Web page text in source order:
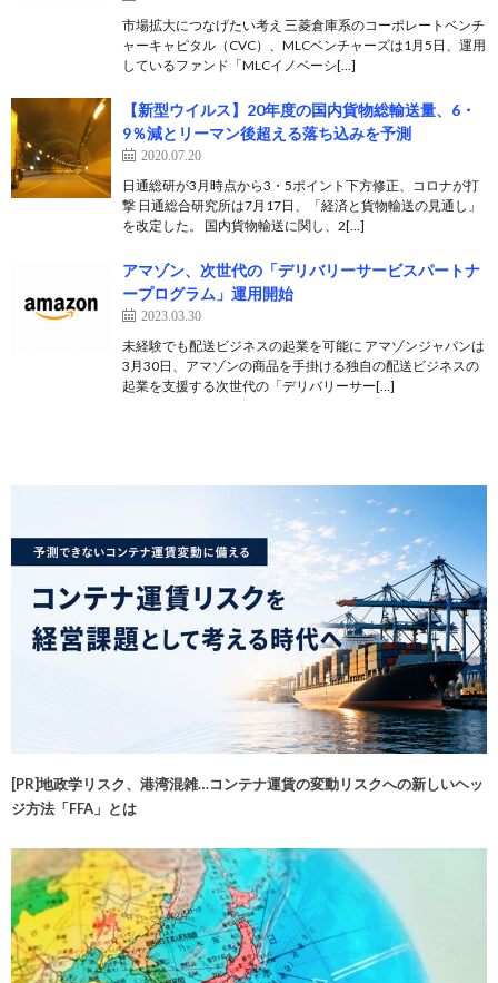
市場拡大につなげたい考え 三菱倉庫系のコーポレートベンチ
ャーキャピタル（CVC）、MLCベンチャーズは1月5日、運用
しているファンド「MLCイノベーシ[…]
【新型ウイルス】20年度の国内貨物総輸送量、6・
9％減とリーマン後超える落ち込みを予測
2020.07.20
日通総研が3月時点から3・5ポイント下方修正、コロナが打
撃 日通総合研究所は7月17日、「経済と貨物輸送の見通し」
を改定した。 国内貨物輸送に関し、2[…]
アマゾン、次世代の「デリバリーサービスパートナ
ープログラム」運用開始
2023.03.30
未経験でも配送ビジネスの起業を可能に アマゾンジャパンは
3月30日、アマゾンの商品を手掛ける独自の配送ビジネスの
起業を支援する次世代の「デリバリーサー[…]
[PR]地政学リスク、港湾混雑…コンテナ運賃の変動リスクへの新しいヘッ
ジ方法「FFA」とは